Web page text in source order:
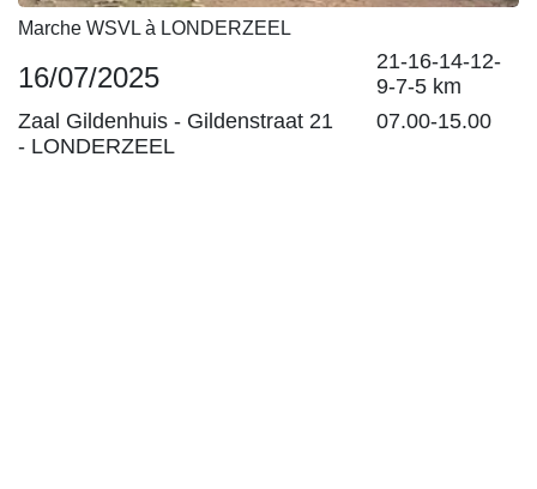
Marche WSVL à LONDERZEEL
16/07/2025
21-16-14-12-
9-7-5 km
Zaal Gildenhuis - Gildenstraat 21
- LONDERZEEL
07.00-15.00